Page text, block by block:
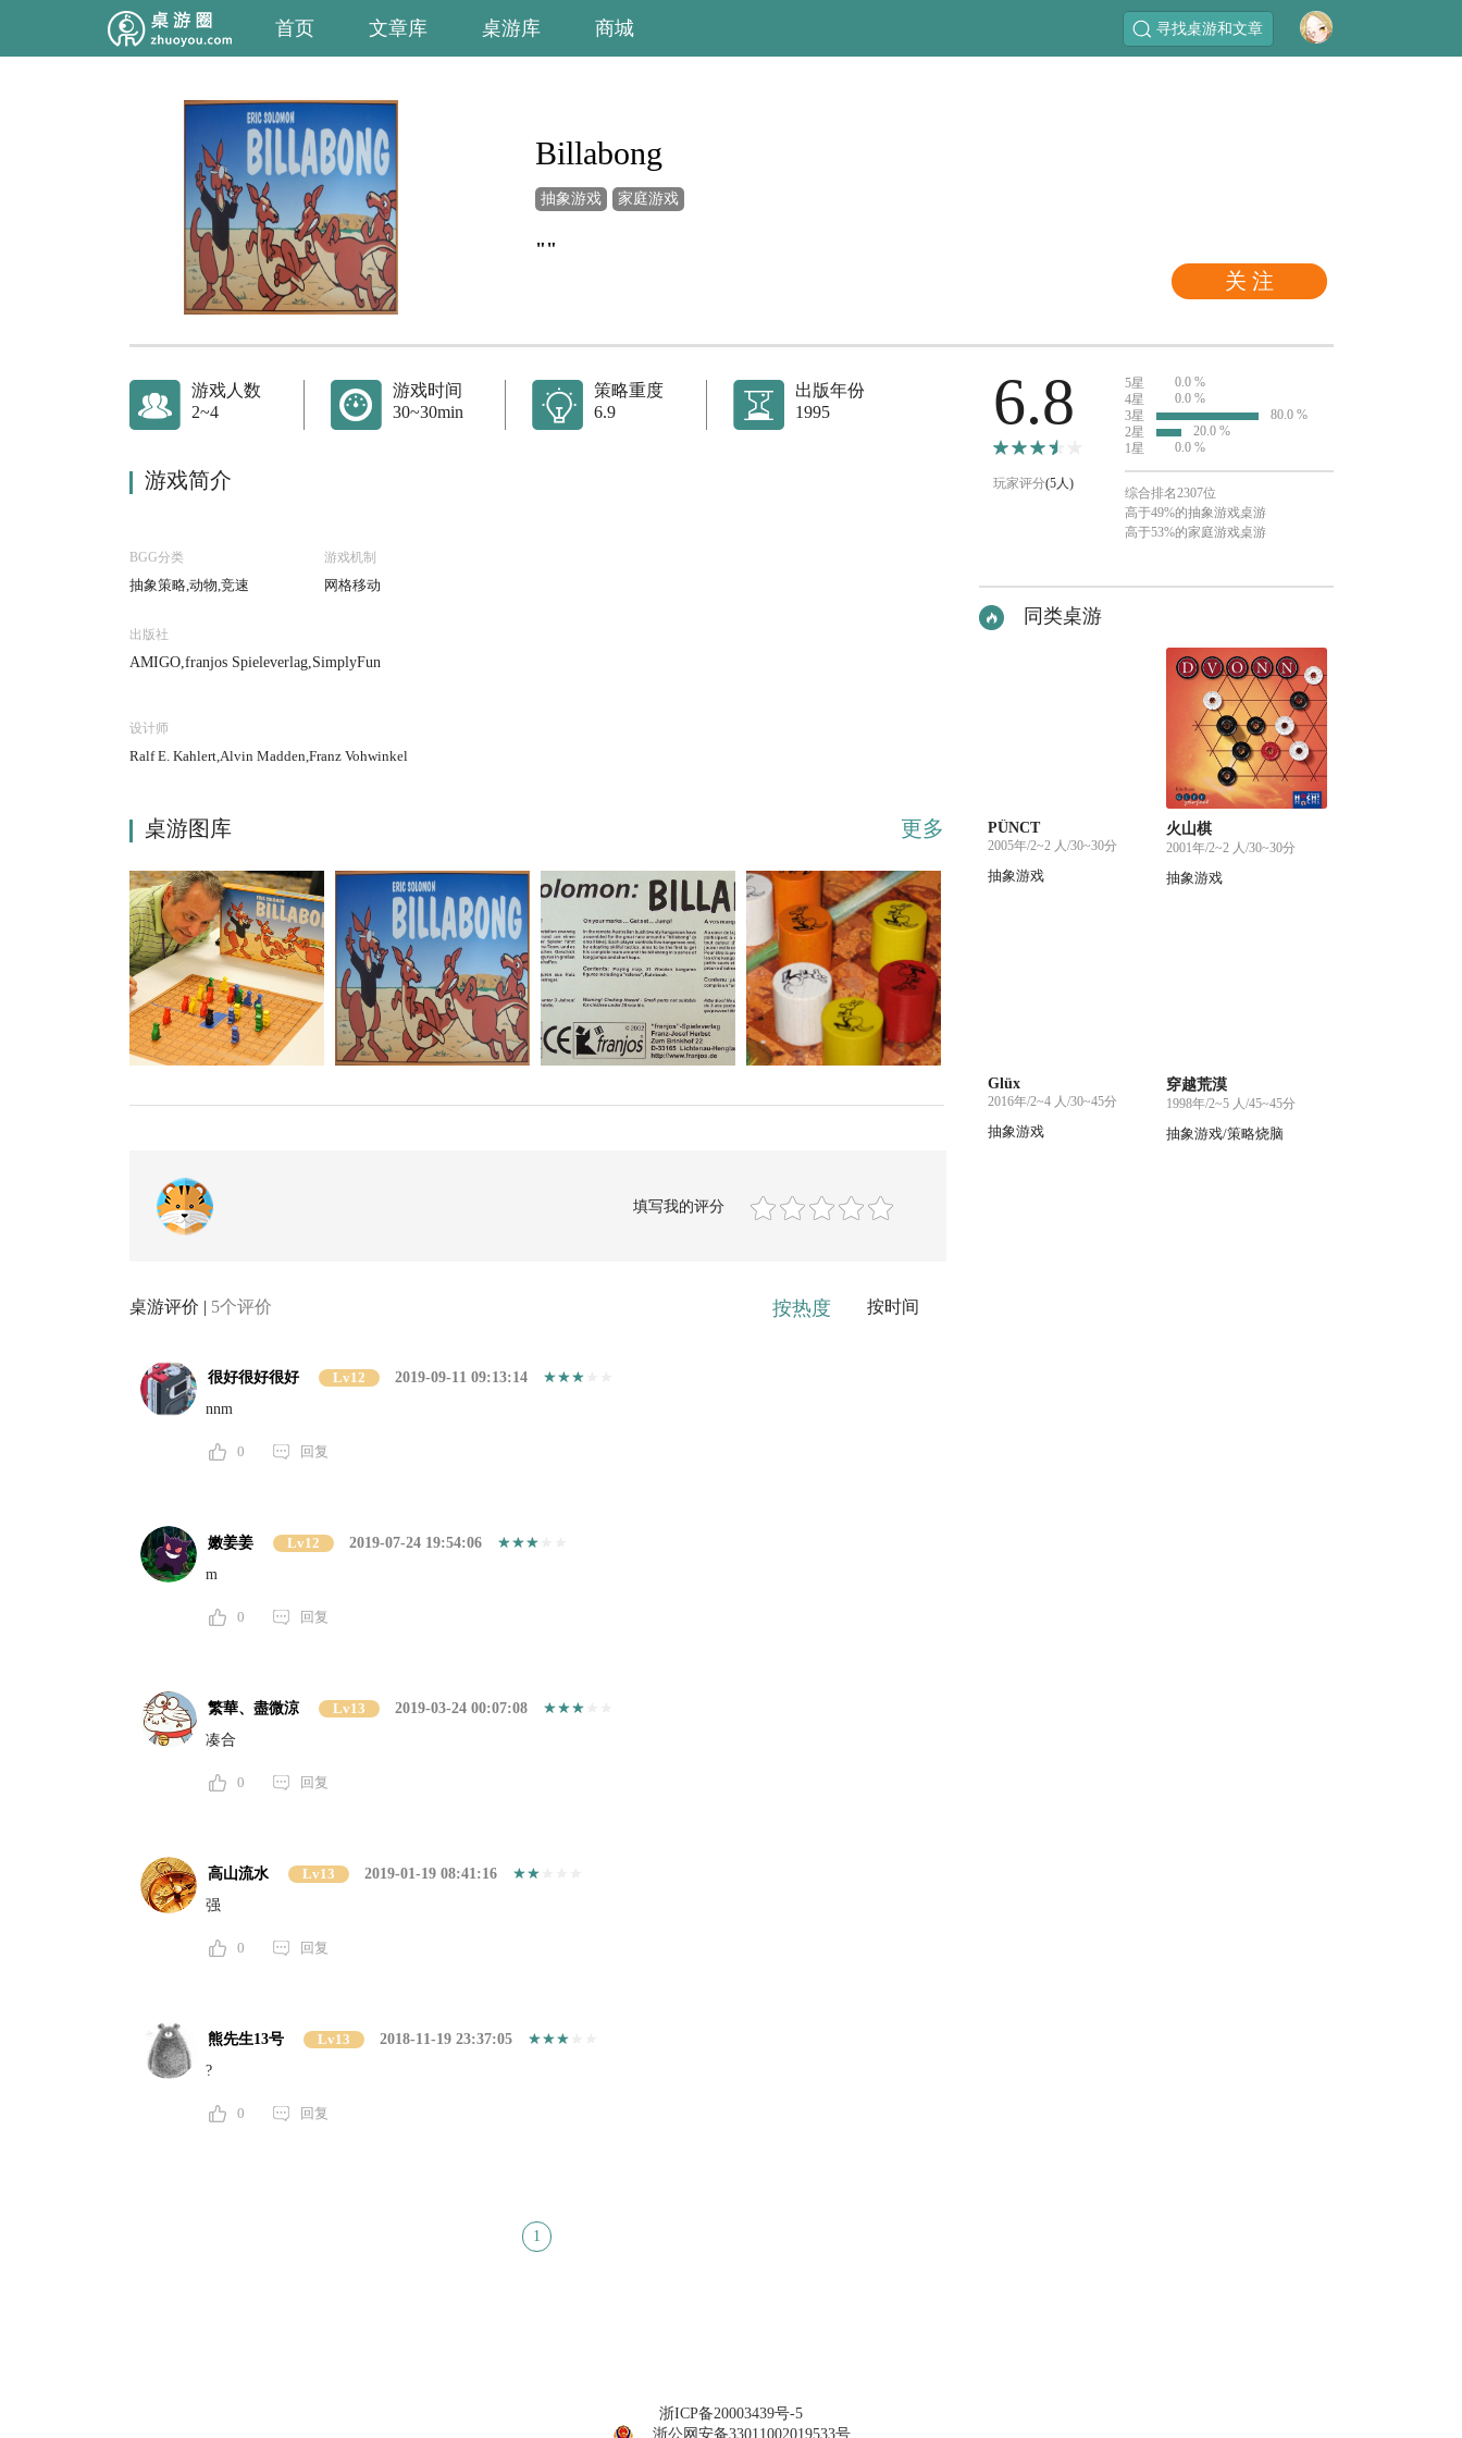
首页 文章库 桌游库 商城 寻找桌游和文章
关 注
Billabong
抽象游戏 家庭游戏
""
游戏人数
2~4
游戏时间
30~30min
策略重度
6.9
出版年份
1995
游戏简介
BGG分类
抽象策略,动物,竞速
游戏机制
网格移动
出版社
AMIGO,franjos Spieleverlag,SimplyFun
设计师
Ralf E. Kahlert,Alvin Madden,Franz Vohwinkel
桌游图库 更多
填写我的评分
桌游评价 | 5个评价 按热度 按时间
很好很好很好 Lv12
2019-09-11 09:13:14
nnm
0 回复
嫩姜姜 Lv12
2019-07-24 19:54:06
m
0 回复
繁華、盡微涼 Lv13
2019-03-24 00:07:08
凑合
0 回复
高山流水 Lv13
2019-01-19 08:41:16
强
0 回复
熊先生13号 Lv13
2018-11-19 23:37:05
?
0 回复
1
6.8
玩家评分(5人)
5星
0.0 %
4星
0.0 %
3星
80.0 %
2星
20.0 %
1星
0.0 %
综合排名2307位
高于49%的抽象游戏桌游
高于53%的家庭游戏桌游
同类桌游
PÜNCT
2005年/2~2 人/30~30分
抽象游戏
火山棋
2001年/2~2 人/30~30分
抽象游戏
Glüx
2016年/2~4 人/30~45分
抽象游戏
穿越荒漠
1998年/2~5 人/45~45分
抽象游戏/策略烧脑
浙ICP备20003439号-5
浙公网安备33011002019533号